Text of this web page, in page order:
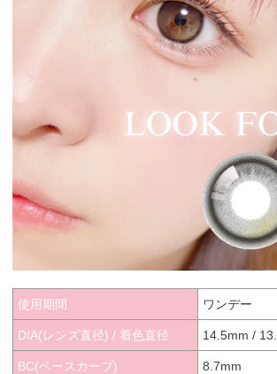
使用期間 ワンデー
DIA(レンズ直径) / 着色直径 14.5mm /
BC(ベースカーブ) 8.7mm